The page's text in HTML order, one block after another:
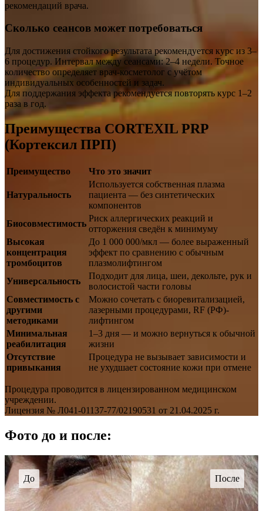
рекомендаций врача.
Сколько сеансов может потребоваться
Для достижения стойкого результата рекомендуется курс из 3–
6 процедур. Интервал между сеансами: 2–4 недели. Точное
количество определяет врач-косметолог с учётом
индивидуальных особенностей и задач.
Для поддержания эффекта рекомендуется повторять курс 1–2
раза в год.
Преимущества CORTEXIL PRP
(Кортексил ПРП)
Преимущество Что это значит
Натуральность
Используется собственная плазма
пациента — без синтетических
компонентов
Биосовместимость
Риск аллергических реакций и
отторжения сведён к минимуму
Высокая
концентрация
тромбоцитов
До 1 000 000/мкл — более выраженный
эффект по сравнению с обычным
плазмолифтингом
Универсальность
Подходит для лица, шеи, декольте, рук и
волосистой части головы
Совместимость с
другими
методиками
Можно сочетать с биоревитализацией,
лазерными процедурами, RF (РФ)-
лифтингом
Минимальная
реабилитация
1–3 дня — и можно вернуться к обычной
жизни
Отсутствие
привыкания
Процедура не вызывает зависимости и
не ухудшает состояние кожи при отмене
Процедура проводится в лицензированном медицинском
учреждении.
Лицензия № Л041-01137-77/02190531 от 21.04.2025 г.
Фото до и после: